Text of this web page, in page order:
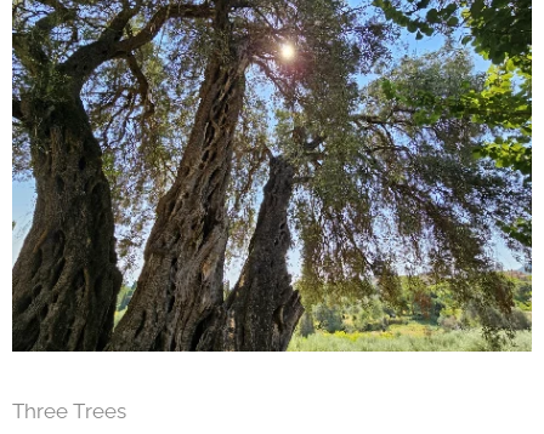
Three Trees